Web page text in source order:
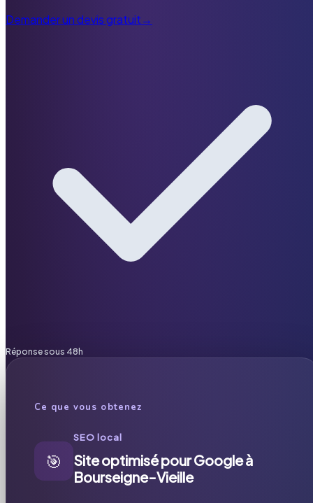
Demander un devis gratuit→
Réponse sous 48h
Ce que vous obtenez
🎯
SEO local
Site optimisé pour Google à
Bourseigne-Vieille